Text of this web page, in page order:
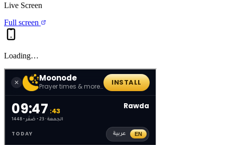
Live Screen
Full screen
Loading…